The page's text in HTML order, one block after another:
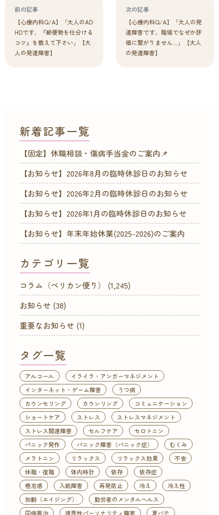
前の記事
【心療内科Q/A】「大人のAD
HDです、『郵便物を仕分ける
コツ』を教えて下さい」【大
人の発達障害】
次の記事
【心療内科Q/A】「大人の発
達障害です、職場でなぜか評
価に繋がりません…」【大人
の発達障害】
新着記事一覧
【固定】休職相談・傷病手当金のご案内📌
【お知らせ】2026年8月の臨時休診日のお知らせ
【お知らせ】2026年2月の臨時休診日のお知らせ
【お知らせ】2026年1月の臨時休診日のお知らせ
【お知らせ】年末年始休業(2025-2026)のご案内
カテゴリ一覧
コラム（ペリカン便り）
(1,245)
お知らせ (38)
重要なお知らせ (1)
タグ一覧
アルコール
イライラ・アンガーマネジメント
インターネット・ゲーム障害
うつ病
カウンセリング
カウンリング
コミュニケーション
ショートケア
ストレス
ストレスマネジメント
ストレス関連障害
セルフケア
セロトニン
パニック発作
パニック障害（パニック症）
むくみ
メラトニン
リラックス リラックス効果
不安
休職・復職
体内時計 依存
依存症
倦怠感
入眠障害 再発防止 冷え
冷え性
加齢（エイジング）
勤労者のメンタルヘルス
同病異治
境界性パーソナリティ障害 夏バテ